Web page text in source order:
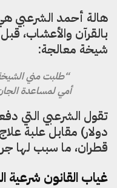
هالة أحمد الشرعبي
بالقرآن والأعشاب،
شيخة معالجة:
“طلبت مني
أمي لمساعدة
دولار) مقابل علبة
قطران، ما سبب لها
غياب القانون شرعية